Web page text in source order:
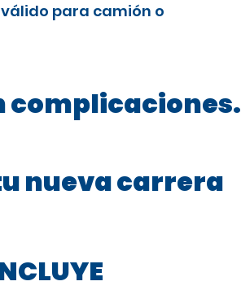
para camión o
complicaciones.
nueva carrera